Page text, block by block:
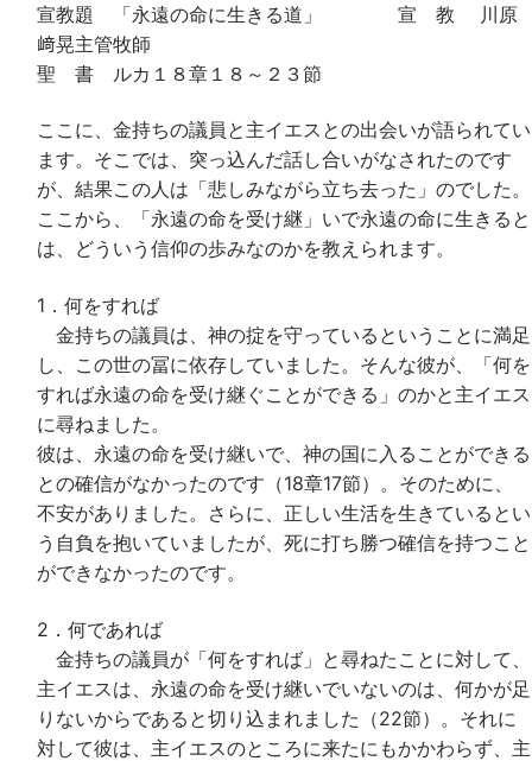
宣教題 「永遠の命に生きる道」 宣 教 川原
﨑晃主管牧師
聖 書 ルカ１８章１８～２３節
ここに、金持ちの議員と主イエスとの出会いが語られてい
ます。そこでは、突っ込んだ話し合いがなされたのです
が、結果この人は「悲しみながら立ち去った」のでした。
ここから、「永遠の命を受け継」いで永遠の命に生きると
は、どういう信仰の歩みなのかを教えられます。
1．何をすれば
金持ちの議員は、神の掟を守っているということに満足
し、この世の冨に依存していました。そんな彼が、「何を
すれば永遠の命を受け継ぐことができる」のかと主イエス
に尋ねました。
彼は、永遠の命を受け継いで、神の国に入ることができる
との確信がなかったのです（18章17節）。そのために、
不安がありました。さらに、正しい生活を生きているとい
う自負を抱いていましたが、死に打ち勝つ確信を持つこと
ができなかったのです。
2．何であれば
金持ちの議員が「何をすれば」と尋ねたことに対して、
主イエスは、永遠の命を受け継いでいないのは、何かが足
りないからであると切り込まれました（22節）。それに
対して彼は、主イエスのところに来たにもかかわらず、主